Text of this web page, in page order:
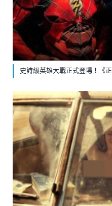
史詩級英雄大戰正式登場！《